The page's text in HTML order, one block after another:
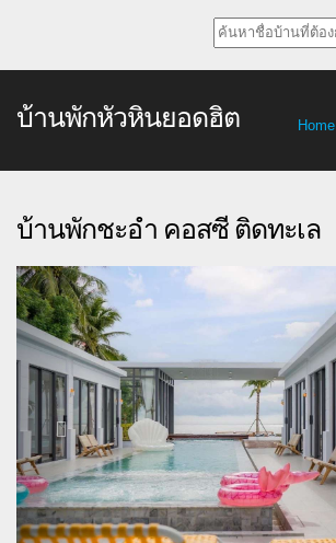
Home
บ้านพักหัวหินยอดฮิต
บ้านพักชะอำ คอสซี ติดทะเล